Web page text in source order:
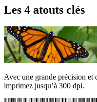
Les 4 atouts clés
Avec une grande précision et
imprimez jusqu’à 300 dpi.